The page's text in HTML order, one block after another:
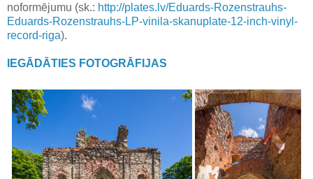
noformējumu (sk.: http://plates.lv/Eduards-Rozenstrauhs-
Eduards-Rozenstrauhs-LP-vinila-skanuplate-12-inch-vinyl-
record-riga).
IEGĀDĀTIES FOTOGRĀFIJAS